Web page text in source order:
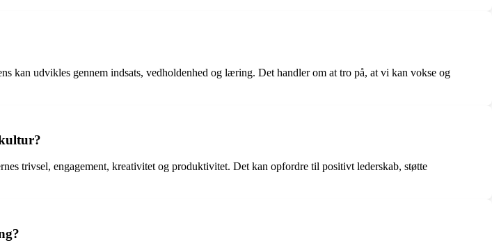
kan udvikles gennem indsats, vedholdenhed og læring. Det handler om at tro på, at vi kan vokse og
trivsel, engagement, kreativitet og produktivitet. Det kan opfordre til positivt lederskab, støtte